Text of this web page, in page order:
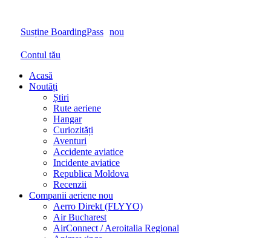
Susține BoardingPass nou
Contul tău
Acasă
Noutăți
Știri
Rute aeriene
Hangar
Curiozități
Aventuri
Accidente aviatice
Incidente aviatice
Republica Moldova
Recenzii
Companii aeriene nou
Aerro Direkt (FLYYO)
Air Bucharest
AirConnect / Aeroitalia Regional